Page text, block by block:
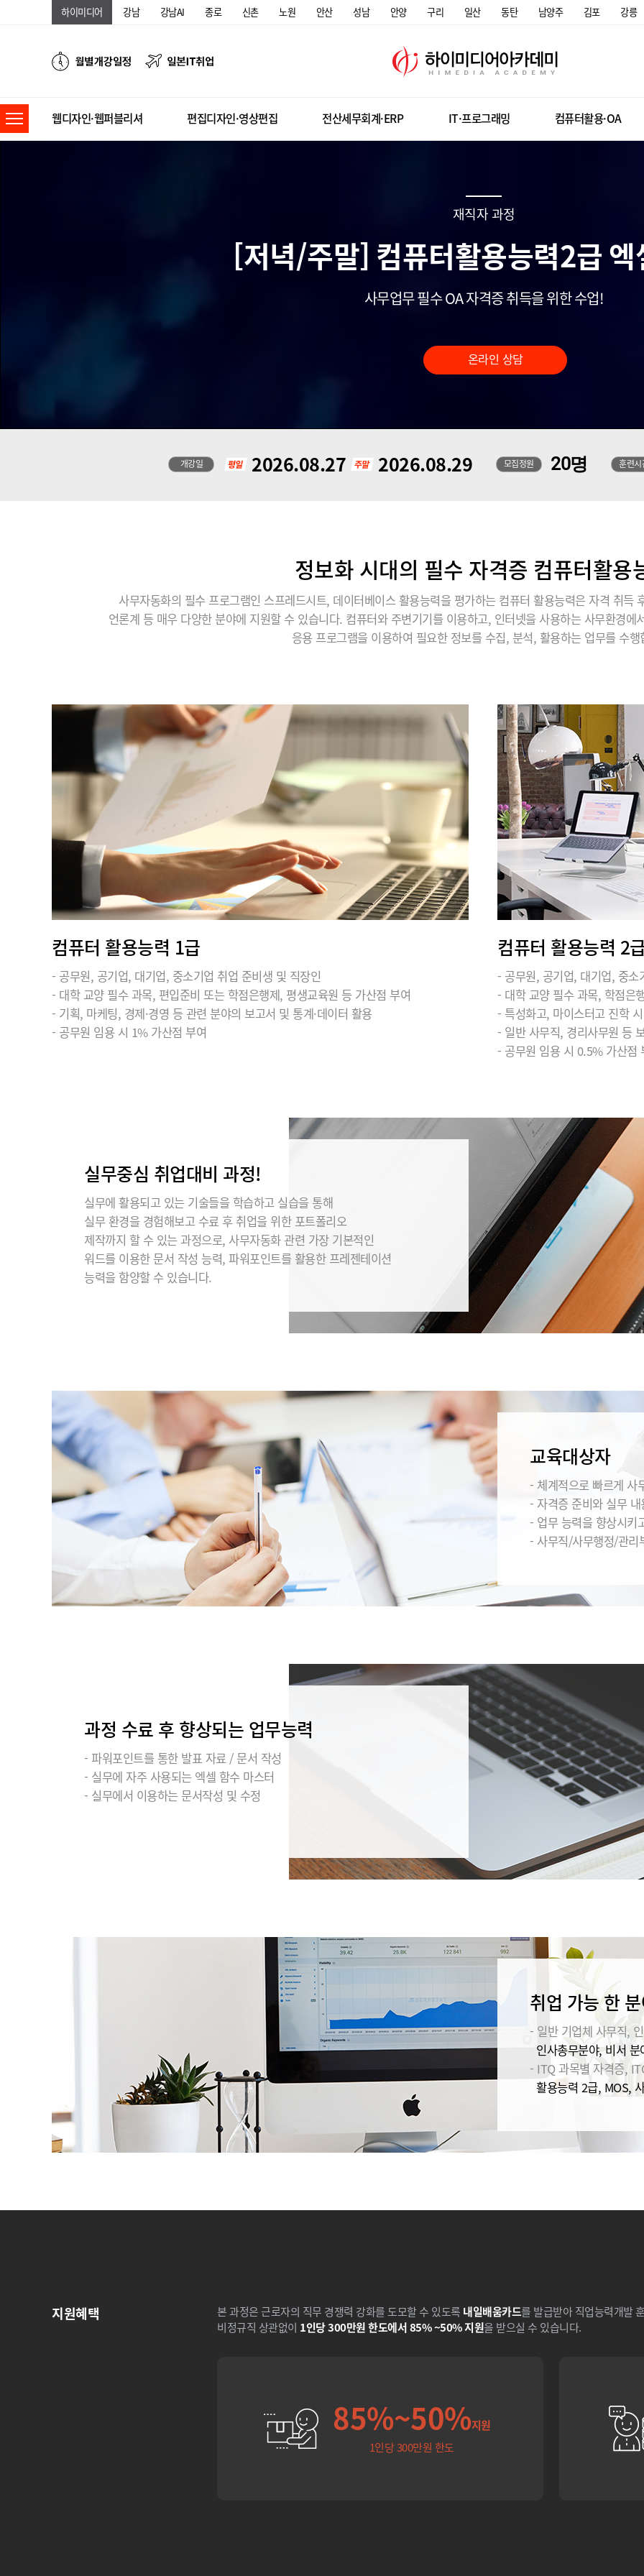
하이미디어 강남 강남AI 종로 신촌 노원 안산 성남 안양 구리 일산 동탄 남양주 김포 강릉
웹디자인·웹퍼블리셔 편집디자인·영상편집 전산세무회계·ERP IT·프로그래밍 컴퓨터활용·OA
재직자 과정
[저녁/주말] 컴퓨터활용능력2급
사무업무 필수 OA 자격증 취득을 위한 수업!
온라인 상담
개강일 2026.08.27 2026.08.29 모집정원 20명 훈련시
정보화 시대의 필수 자격증 컴퓨터활용
사무자동화의 필수 프로그램인 스프레드시트, 데이터베이스 활용능력을 평가하는 컴퓨터 활용능력은 자격 취득
언론계 등 매우 다양한 분야에 지원할 수 있습니다. 컴퓨터와 주변기기를 이용하고, 인터넷을 사용하는 사무환경
응용 프로그램을 이용하여 필요한 정보를 수집, 분석, 활용하는 업무를 수행
컴퓨터 활용능력 1급
- 공무원, 공기업, 대기업, 중소기업 취업 준비생 및 직장인
- 대학 교양 필수 과목, 편입준비 또는 학점은행제, 평생교육원 등 가산점 부여
- 기획, 마케팅, 경제·경영 등 관련 분야의 보고서 및 통계·데이터 활용
- 공무원 임용 시 1% 가산점 부여
컴퓨터 활용능력 2
- 공무원, 공기업, 대기업, 중소
- 대학 교양 필수 과목, 학점은
- 특성화고, 마이스터고 진학
- 일반 사무직, 경리사무원 등
- 공무원 임용 시 0.5% 가산점
실무중심 취업대비 과정!
실무에 활용되고 있는 기술들을 학습하고 실습을 통해
실무 환경을 경험해보고 수료 후 취업을 위한 포트폴리오
제작까지 할 수 있는 과정으로, 사무자동화 관련 가장 기본적인
워드를 이용한 문서 작성 능력, 파워포인트를 활용한 프레젠테이션
능력을 함양할 수 있습니다.
교육대상자
- 체계적으로 빠르게 사
- 자격증 준비와 실무
- 업무 능력을 향상시키
- 사무직/사무행정/관리
과정 수료 후 향상되는 업무능력
- 파워포인트를 통한 발표 자료 / 문서 작성
- 실무에 자주 사용되는 엑셀 함수 마스터
- 실무에서 이용하는 문서작성 및 수정
취업 가능 한
- 일반 기업체 사무직,
인사총무분야, 비서
- ITQ 과목별 자격증,
활용능력 2급, MOS,
지원혜택 본 과정은 근로자의 직무 경쟁력 강화를 도모할 수 있도록 내일배움카드를 발급받아 직업능력개발
비정규직 상관없이 1인당 300만원 한도에서 85% ~50% 지원을 받으실 수 있습니다.
85%~50%지원
1인당 300만원 한도